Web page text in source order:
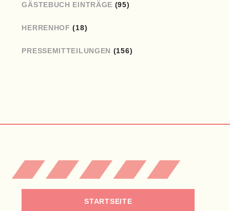
GÄSTEBUCH EINTRÄGE (95)
HERRENHOF (18)
PRESSEMITTEILUNGEN (156)
STARTSEITE